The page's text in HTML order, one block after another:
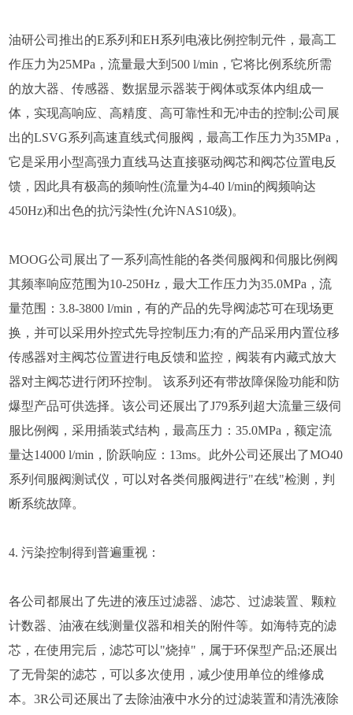
油研公司推出的E系列和EH系列电液比例控制元件，最高工
作压力为25MPa，流量最大到500 l/min，它将比例系统所需
的放大器、传感器、数据显示器装于阀体或泵体内组成一
体，实现高响应、高精度、高可靠性和无冲击的控制;公司展
出的LSVG系列高速直线式伺服阀，最高工作压力为35MPa，
它是采用小型高强力直线马达直接驱动阀芯和阀芯位置电反
馈，因此具有极高的频响性(流量为4-40 l/min的阀频响达
450Hz)和出色的抗污染性(允许NAS10级)。
MOOG公司展出了一系列高性能的各类伺服阀和伺服比例阀
其频率响应范围为10-250Hz，最大工作压力为35.0MPa，流
量范围：3.8-3800 l/min，有的产品的先导阀滤芯可在现场更
换，并可以采用外控式先导控制压力;有的产品采用内置位移
传感器对主阀芯位置进行电反馈和监控，阀装有内藏式放大
器对主阀芯进行闭环控制。 该系列还有带故障保险功能和防
爆型产品可供选择。该公司还展出了J79系列超大流量三级伺
服比例阀，采用插装式结构，最高压力：35.0MPa，额定流
量达14000 l/min，阶跃响应：13ms。此外公司还展出了MO40
系列伺服阀测试仪，可以对各类伺服阀进行"在线"检测，判
断系统故障。
4. 污染控制得到普遍重视：
各公司都展出了先进的液压过滤器、滤芯、过滤装置、颗粒
计数器、油液在线测量仪器和相关的附件等。如海特克的滤
芯，在使用完后，滤芯可以"烧掉"，属于环保型产品;还展出
了无骨架的滤芯，可以多次使用，减少使用单位的维修成
本。3R公司还展出了去除油液中水分的过滤装置和清洗液除